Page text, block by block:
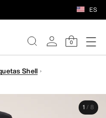
ES
0
Shell
1 / 8